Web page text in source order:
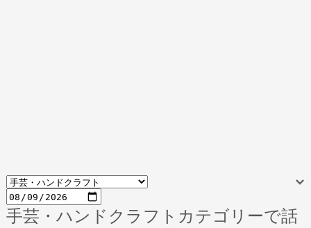
手芸・ハンドクラフトカテゴリーで話